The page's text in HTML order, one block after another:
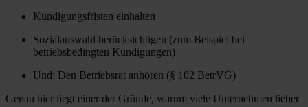
Kündigungsfristen einhalten
Sozialauswahl berücksichtigen (zum Beispiel bei
betriebsbedingten Kündigungen)
Und: Den Betriebsrat anhören (§ 102 BetrVG)
Genau hier liegt einer der Gründe, warum viele Unternehmen lieber